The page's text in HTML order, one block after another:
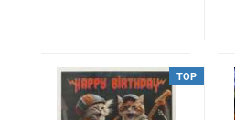
TOP